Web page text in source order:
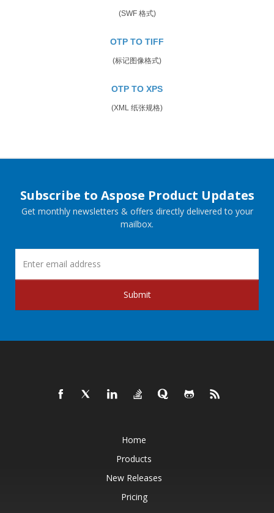
(SWF 格式)
OTP TO TIFF
(标记图像格式)
OTP TO XPS
(XML 纸张规格)
Subscribe to Aspose Product Updates
Get monthly newsletters & offers directly delivered to your
mailbox.
Submit
Home
Products
New Releases
Pricing